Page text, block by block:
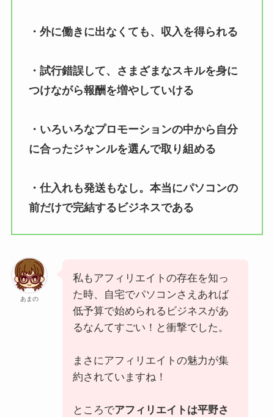
・外に働きに出なくても、収入を得られる
・試行錯誤して、さまざまなスキルを身に
つけながら報酬を増やしていける
・いろいろなプロモーションの中から自分
に合ったジャンルを選んで取り組める
・仕入れも発送もなし。本当にパソコンの
前だけで完結するビジネスである
あまの
私もアフィリエイトの存在を知っ
た時、自宅でパソコンさえあれば
低予算で始められるビジネスがあ
るなんてすごい！と衝撃でした。
まさにアフィリエイトの魅力が集
約されていますね！
ところでアフィリエイトは平野さ